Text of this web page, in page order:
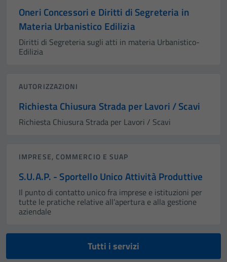
Oneri Concessori e Diritti di Segreteria in
Materia Urbanistico Edilizia
Diritti di Segreteria sugli atti in materia Urbanistico-
Edilizia
AUTORIZZAZIONI
Richiesta Chiusura Strada per Lavori / Scavi
Richiesta Chiusura Strada per Lavori / Scavi
IMPRESE, COMMERCIO E SUAP
S.U.A.P. - Sportello Unico Attività Produttive
Il punto di contatto unico fra imprese e istituzioni per
tutte le pratiche relative all’apertura e alla gestione
aziendale
Tutti i servizi